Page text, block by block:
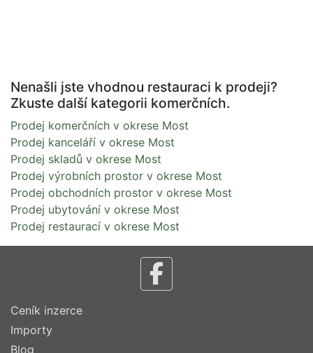
Nenašli jste vhodnou restauraci k prodeji?
Zkuste další kategorii komerčních.
Prodej komerčních v okrese Most
Prodej kanceláří v okrese Most
Prodej skladů v okrese Most
Prodej výrobních prostor v okrese Most
Prodej obchodních prostor v okrese Most
Prodej ubytování v okrese Most
Prodej restaurací v okrese Most
Ceník inzerce
Importy
Blog